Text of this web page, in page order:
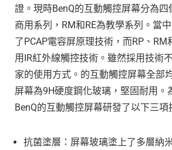
證。現時BenQ的互動觸控屏幕分為四
商用系列，RM和RE為教學系列。當
了PCAP電容屏原理技術，而RP、RM
用IR紅外線觸控技術。雖然採用技術
家的使用方式。的互動觸控屏幕全部
屏幕為9H硬度鋼化玻璃，堅固耐用。
BenQ的互動觸控屏幕研發了以下三項
抗菌塗層：屏幕玻璃塗上了多層納